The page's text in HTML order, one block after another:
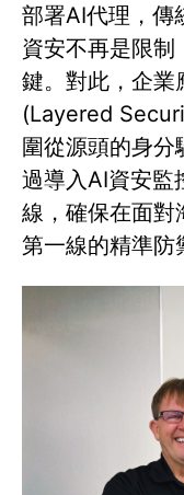
部署AI代理，傳
資安不再是限制
鍵。對此，企業
(Layered
圍從源頭的身分
過導入AI資安監
線，確保在面對
第一線的精準防